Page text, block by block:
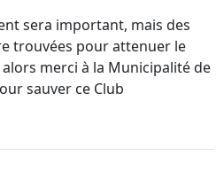
sera important, mais des
trouvées pour attenuer le
merci à la Municipalité de
sauver ce Club